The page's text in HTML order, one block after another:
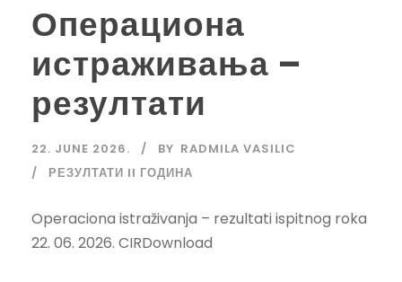
Операциона
истраживања –
резултати
22. JUNE 2026. BY RADMILA VASILIC
РЕЗУЛТАТИ II ГОДИНА
Operaciona istraživanja – rezultati ispitnog roka
22. 06. 2026. CIRDownload